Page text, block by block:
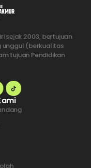
sejak 2003, bertujuan
unggul (berkualitas
tujuan Pendidikan